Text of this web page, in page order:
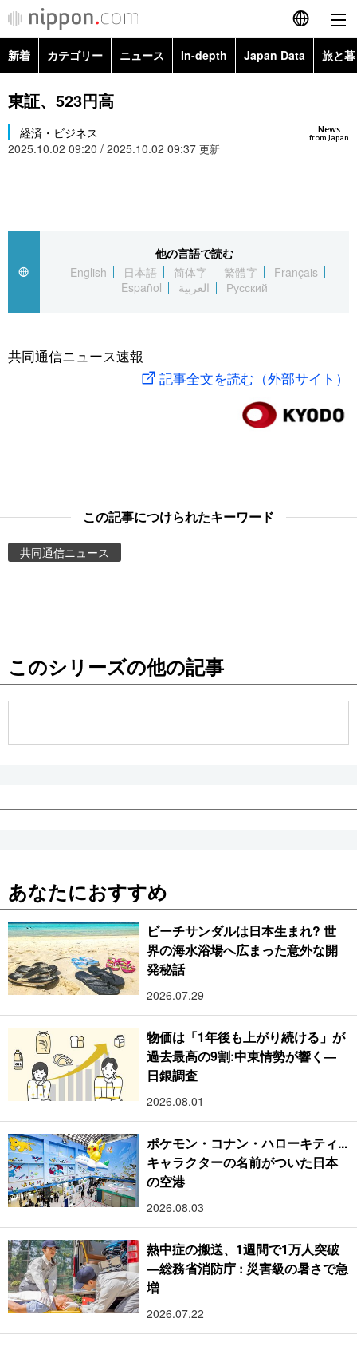
English
カテゴリー
スポーツ・東京2020
Topics
Images
お知らせ
公式SNS
新着 カテゴリー ニュース In-depth Japan Data 旅と
政治・外交
経済・ビジネス Images
東証、523円高
News
from Japan
経済・ビジネス
2025.10.02 09:20 / 2025.10.02 09:37 更新
他の言語で読む
English
日本語 简体字 繁體字
Français
Español
العربية Русский
共同通信ニュース速報
記事全文を読む（外部サイト）
この記事につけられたキーワード
共同通信ニュース
このシリーズの他の記事
あなたにおすすめ
ビーチサンダルは日本生まれ? 世
界の海水浴場へ広まった意外な開
発秘話
2026.07.29
物価は「1年後も上がり続ける」が
過去最高の9割:中東情勢が響く―
日銀調査
2026.08.01
ポケモン・コナン・ハローキティ...
キャラクターの名前がついた日本
の空港
2026.08.03
熱中症の搬送、1週間で1万人突破
―総務省消防庁 : 災害級の暑さで急
増
2026.07.22